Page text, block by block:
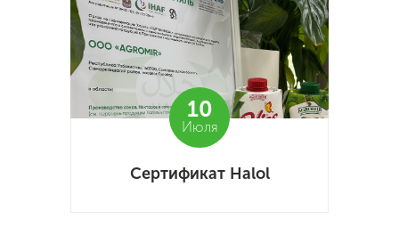
10
Июля
Сертификат Halol